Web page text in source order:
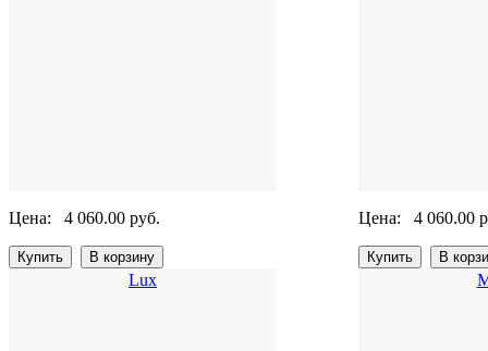
Цена: 4 060.00 руб. Цена: 4 060.00
Lux